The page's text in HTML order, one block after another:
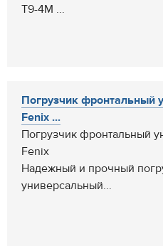
Т9-4М ...
Погрузчик фронтальный
Fenix ...
Погрузчик фронтальный
Fenix
Надежный и прочный
универсальный...